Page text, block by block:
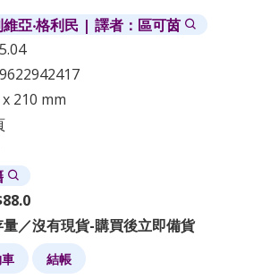
亞‧格利民 | 譯者：區可茵
x 210 mm
／沒有現貨-購買後立即備貨
結帳